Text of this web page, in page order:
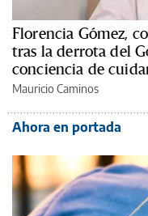
Florencia Gómez,
tras la derrota del
conciencia de
Mauricio Caminos
Ahora en portada